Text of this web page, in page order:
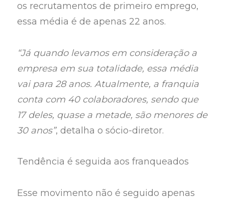
os recrutamentos de primeiro emprego,
essa média é de apenas 22 anos.
“Já quando levamos em consideração a
empresa em sua totalidade, essa média
vai para 28 anos. Atualmente, a franquia
conta com 40 colaboradores, sendo que
17 deles, quase a metade, são menores de
30 anos”, detalha o sócio-diretor.
Tendência é seguida aos franqueados
Esse movimento não é seguido apenas